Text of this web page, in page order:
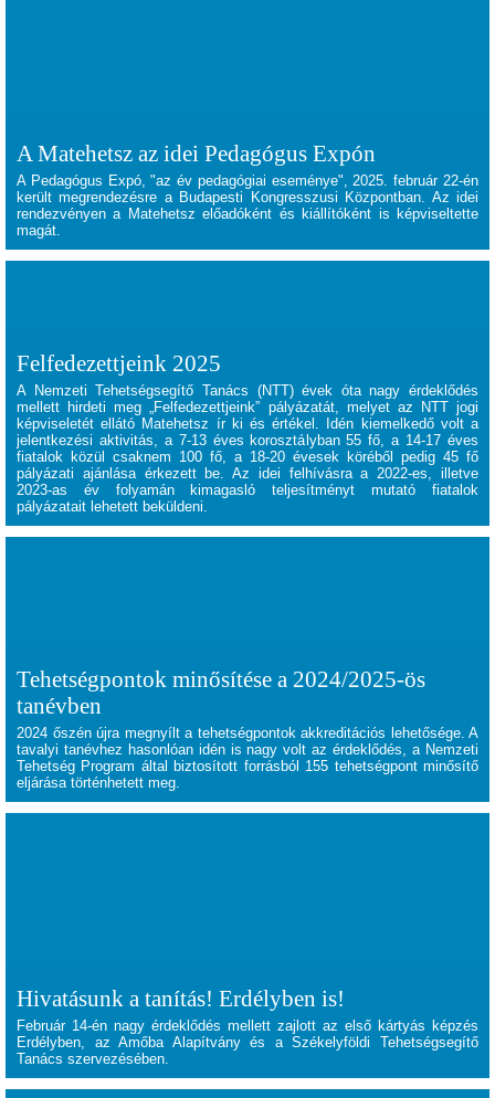
A Matehetsz az idei Pedagógus Expón
A Pedagógus Expó, "az év pedagógiai eseménye", 2025. február 22-én
került megrendezésre a Budapesti Kongresszusi Központban. Az idei
rendezvényen a Matehetsz előadóként és kiállítóként is képviseltette
magát.
Felfedezettjeink 2025
A Nemzeti Tehetségsegítő Tanács (NTT) évek óta nagy érdeklődés
mellett hirdeti meg „Felfedezettjeink” pályázatát, melyet az NTT jogi
képviseletét ellátó Matehetsz ír ki és értékel. Idén kiemelkedő volt a
jelentkezési aktivitás, a 7-13 éves korosztályban 55 fő, a 14-17 éves
fiatalok közül csaknem 100 fő, a 18-20 évesek köréből pedig 45 fő
pályázati ajánlása érkezett be. Az idei felhívásra a 2022-es, illetve
2023-as év folyamán kimagasló teljesítményt mutató fiatalok
pályázatait lehetett beküldeni.
Tehetségpontok minősítése a 2024/2025-ös
tanévben
2024 őszén újra megnyílt a tehetségpontok akkreditációs lehetősége. A
tavalyi tanévhez hasonlóan idén is nagy volt az érdeklődés, a Nemzeti
Tehetség Program által biztosított forrásból 155 tehetségpont minősítő
eljárása történhetett meg.
Hivatásunk a tanítás! Erdélyben is!
Február 14-én nagy érdeklődés mellett zajlott az első kártyás képzés
Erdélyben, az Amőba Alapítvány és a Székelyföldi Tehetségsegítő
Tanács szervezésében.